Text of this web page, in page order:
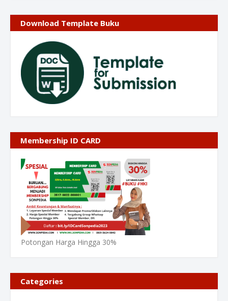
Download Template Buku
Membership ID CARD
Potongan Harga Hingga 30%
Categories